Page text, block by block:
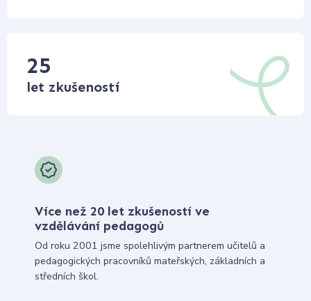
25
let zkušeností
Více než 20 let zkušeností ve
vzdělávání pedagogů
Od roku 2001 jsme spolehlivým partnerem učitelů a
pedagogických pracovníků mateřských, základních a
středních škol.